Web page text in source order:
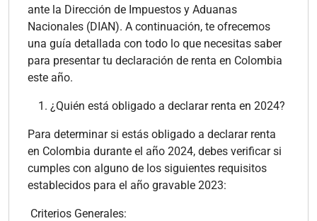
ante la Dirección de Impuestos y Aduanas
Nacionales (DIAN). A continuación, te ofrecemos
una guía detallada con todo lo que necesitas saber
para presentar tu declaración de renta en Colombia
este año.
¿Quién está obligado a declarar renta en 2024?
Para determinar si estás obligado a declarar renta
en Colombia durante el año 2024, debes verificar si
cumples con alguno de los siguientes requisitos
establecidos para el año gravable 2023:
Criterios Generales: